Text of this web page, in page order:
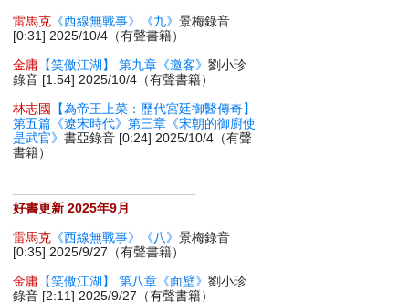
雷馬克 《西線無戰事》《九》景梅錄音
[0:31] 2025/10/4（有聲書籍）
金庸 【笑傲江湖】 第九章《邀客》劉小珍
錄音 [1:54] 2025/10/4（有聲書籍）
林志國
【為帝王上菜：歷代宮廷御醫傳奇】
第五篇《遼宋時代》第三章《宋朝的御廚使
是武官》書亞錄音 [0:24] 2025/10/4（有聲
書籍）
好書更新 2025年9月
雷馬克 《西線無戰事》《八》景梅錄音
[0:35] 2025/9/27（有聲書籍）
金庸 【笑傲江湖】 第八章《面壁》劉小珍
錄音 [2:11] 2025/9/27（有聲書籍）